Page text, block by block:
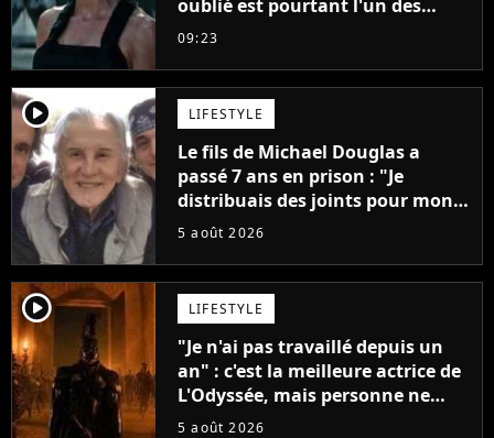
oublié est pourtant l'un des
meilleurs des années 2010
09:23
player2 LIFESTYLE
Le fils de Michael Douglas a
passé 7 ans en prison : "Je
distribuais des joints pour mon
père"
5 août 2026
player2 LIFESTYLE
"Je n'ai pas travaillé depuis un
an" : c'est la meilleure actrice de
L'Odyssée, mais personne ne
veut lui donner de rôle au
5 août 2026